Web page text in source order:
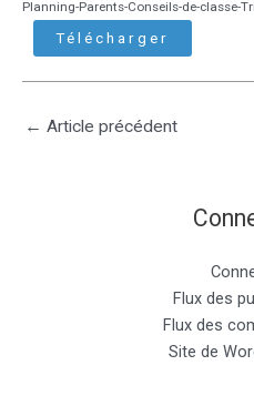
Planning-Parents-Conseils-de-classe-
Télécharger
← Article précédent
Flux des
Flux des
Site de